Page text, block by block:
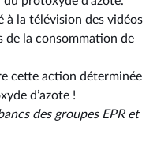
à la télévision des vidéos
de la consommation de
cette action déterminée
d’azote !
des groupes EPR et